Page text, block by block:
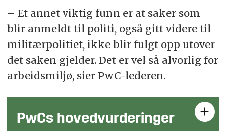
– Et annet viktig funn er at saker som
blir anmeldt til politi, også gitt videre til
militærpolitiet, ikke blir fulgt opp utover
det saken gjelder. Det er vel så alvorlig for
arbeidsmiljø, sier PwC-lederen.
PwCs hovedvurderinger